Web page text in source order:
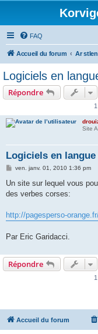
FAQ
Accueil du forum
Logiciels en
Répondre
Site
Logiciels en
M
s
a
ven. janv. 01, 2010 1:36 pm
Un site sur lequel vous
des verbes corses:
http://pagesperso-
Par Eric Garidacci.
Répondre
Accueil du forum